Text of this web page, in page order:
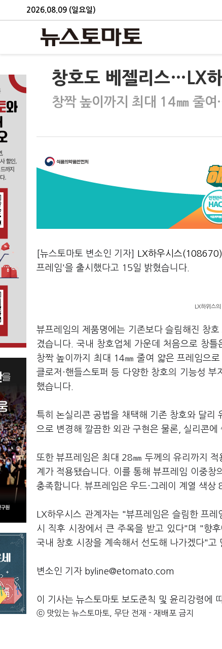
2026.08.09 (일요일)
창호도 베젤리스…LX
창짝 높이까지 최대 14㎜ 줄
[뉴스토마토 변소인 기자] LX하우시스(108670)
프레임'을 출시했다고 15일 밝혔습니다.
LX하위스
뷰프레임의 제품명에는 기존보다 슬림해진 창
겼습니다. 국내 창호업체 가운데 처음으로 창
창짝 높이까지 최대 14㎜ 줄여 얇은 프레임으
클로저·핸들스토퍼 등 다양한 창호의 기능성
했습니다.
특히 논실리콘 공법을 채택해 기존 창호와 달리
으로 변경해 깔끔한 외관 구현은 물론, 실리콘
또한 뷰프레임은 최대 28㎜ 두께의 유리까지
계가 적용됐습니다. 이를 통해 뷰프레임 이중
충족합니다. 뷰프레임은 우드·그레이 계열 색
LX하우시스 관계자는 "뷰프레임은 슬림한 프
시 직후 시장에서 큰 주목을 받고 있다"며 "향
국내 창호 시장을 계속해서 선도해 나가겠다"고
변소인 기자 byline@etomato.com
이 기사는 뉴스토마토 보도준칙 및 윤리강령에
ⓒ 맛있는 뉴스토마토, 무단 전재 - 재배포 금지